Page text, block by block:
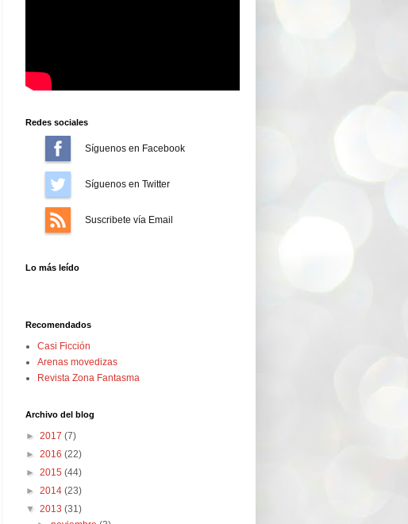
Redes sociales
Síguenos en Facebook
Síguenos en Twitter
Suscríbete vía Email
Lo más leído
Recomendados
Casi Ficción
Arenas movedizas
Revista Zona Fantasma
Archivo del blog
► 2017 (7)
► 2016 (22)
► 2015 (44)
► 2014 (23)
▼ 2013 (31)